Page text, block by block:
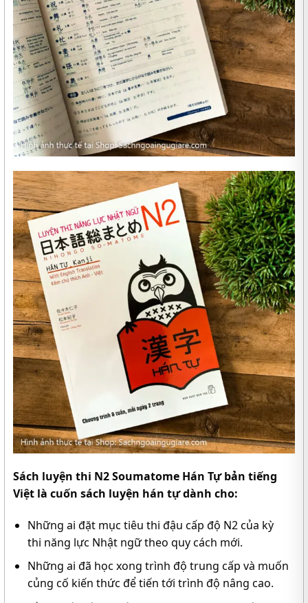
Sách luyện thi N2 Soumatome Hán Tự bản tiếng
Việt là cuốn sách luyện hán tự dành cho:
Những ai đặt mục tiêu thi đậu cấp độ N2 của kỳ
thi năng lực Nhật ngữ theo quy cách mới.
Những ai đã học xong trình độ trung cấp và muốn
củng cố kiến thức để tiến tới trình độ nâng cao.